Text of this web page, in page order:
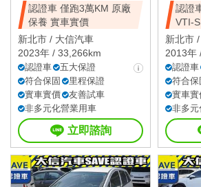
認證車 僅跑3萬KM 原廠
保養 實車實價
新北市 / 大信汽車
2023年 / 33,266km
認證車
五大保證
符合保固
里程保證
實車實價
友善試車
非多元化營業用車
立即諮詢
認證
VTI-S
新北市 /
2013年
認證車
符合保
實車實
非多元